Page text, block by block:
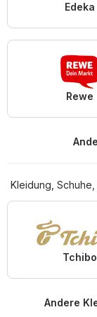
Edeka
Rewe
Kleidung,
Tchibo
Andere